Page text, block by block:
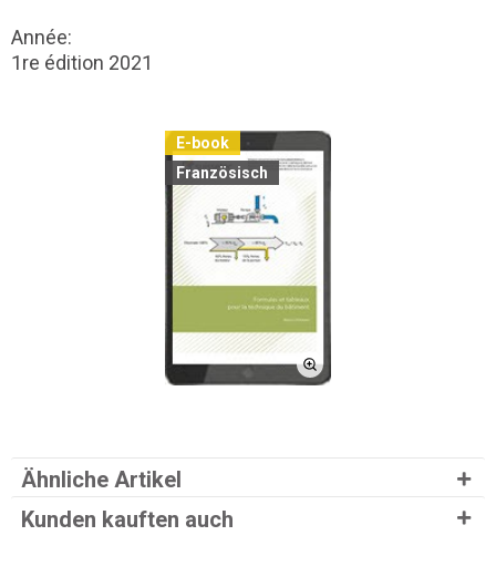
Année:
1re édition 2021
E-book
Französisch
Ähnliche Artikel
Kunden kauften auch